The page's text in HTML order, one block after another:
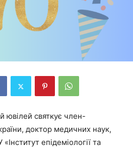
ювілей святкує член-
доктор медичних наук,
епідеміології та